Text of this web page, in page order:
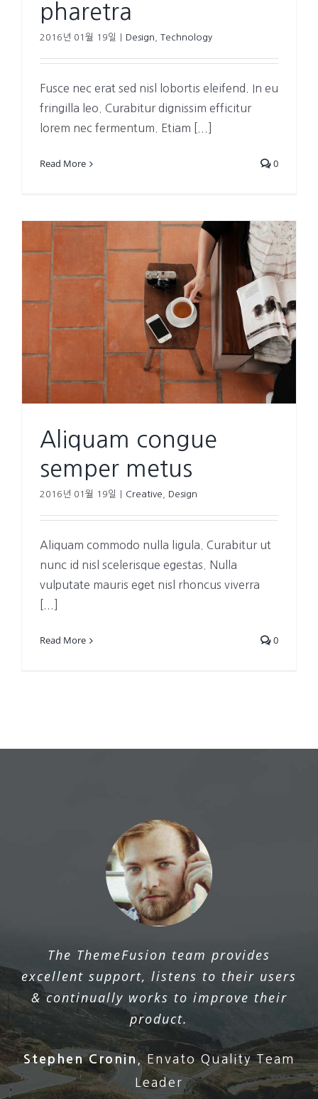
pharetra
2016년 01월 19일 Design Technology
Fusce nec erat sed nisl lobortis eleifend. In eu
fringilla leo. Curabitur dignissim efficitur
lorem nec fermentum. Etiam [...]
Read More 0
Aliquam congue
semper metus
2016년 01월 19일 Creative Design
Aliquam commodo nulla ligula. Curabitur ut
nunc id nisl scelerisque egestas. Nulla
vulputate mauris eget nisl rhoncus viverra
Read More 0
The ThemeFusion team provides
excellent support, listens to their users
& continually works to improve their
product.
Stephen Cronin,Envato Quality Team
Leader